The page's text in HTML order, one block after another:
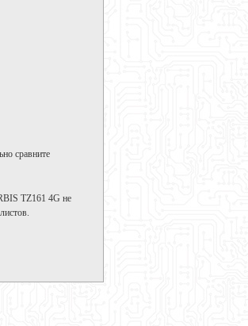
сравните
TZ161 4G не